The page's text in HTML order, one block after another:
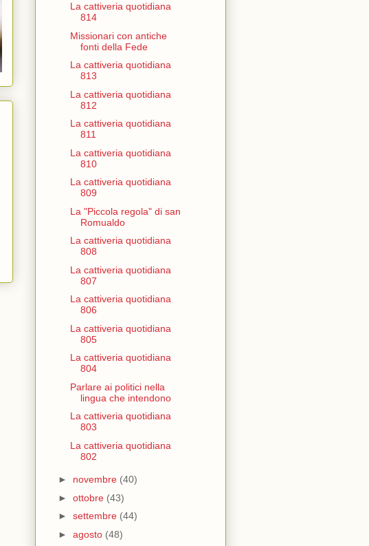
La cattiveria quotidiana
814
Missionari con antiche
fonti della Fede
La cattiveria quotidiana
813
La cattiveria quotidiana
812
La cattiveria quotidiana
811
La cattiveria quotidiana
810
La cattiveria quotidiana
809
La "Piccola regola" di san
Romualdo
La cattiveria quotidiana
808
La cattiveria quotidiana
807
La cattiveria quotidiana
806
La cattiveria quotidiana
805
La cattiveria quotidiana
804
Parlare ai politici nella
lingua che intendono
La cattiveria quotidiana
803
La cattiveria quotidiana
802
► novembre (40)
► ottobre (43)
► settembre (44)
► agosto (48)